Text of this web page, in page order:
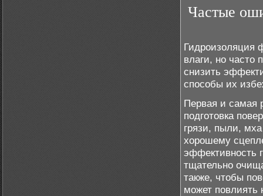
Частые
Гидроизоляция
влаги, но часто
снизить
способы их
Первая и самая
подготовка
грязи, пыли,
хорошему
эффективность
тщательно
также, чтобы
может повлиять